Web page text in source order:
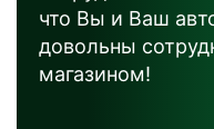
что Вы и Ваш
довольны
магазином!